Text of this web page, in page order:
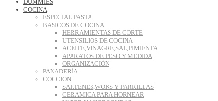
DUMMIES
COCINA
ESPECIAL PASTA
BASICOS DE COCINA
HERRAMIENTAS DE CORTE
UTENSILIOS DE COCINA
ACEITE,VINAGRE,SAL,PIMIENTA
APARATOS DE PESO Y MEDIDA
ORGANIZACIÓN
PANADERÍA
COCCION
SARTENES,WOKS Y PARRILLAS
CERAMICA PARA HORNEAR